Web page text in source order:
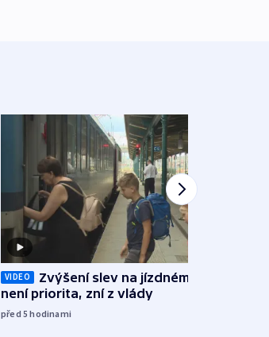
VIDEO
Zvýšení slev na jízdném teď
není priorita, zní z vlády
před 5hodinami